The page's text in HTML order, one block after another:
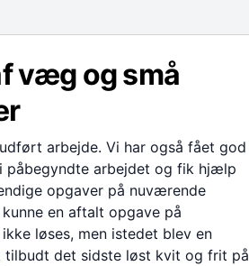
væg og små
arbejde. Vi har også fået god
påbegyndte arbejdet og fik hjælp
opgaver på nuværende
en aftalt opgave på
løses, men istedet blev en
tilbudt det sidste løst kvit og frit på